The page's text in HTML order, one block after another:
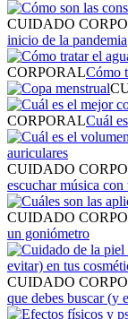
CUIDADO
inicio de la pandemia
CORPORALCómo
CORPORALCuál
CUIDADO
escuchar música​ con
CUIDADO
un goniómetro
CUIDADO
que debes buscar (y